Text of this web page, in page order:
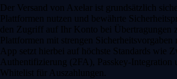
Der Versand von Axelar ist grundsätzlich
Plattformen nutzen und bewährte
den Zugriff auf Ihr Konto bei Übertragungen
Plattformen mit strengen
App setzt hierbei auf höchste Standards wie
Authentifizierung (2FA), Passkey-Integration
Whitelist für Auszahlungen.